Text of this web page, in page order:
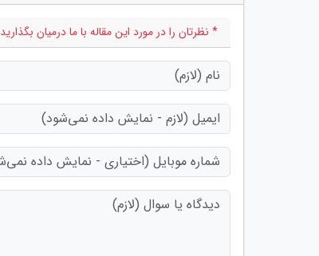
* نظرتان را در مورد این مقاله با ما درمیان بگذارید